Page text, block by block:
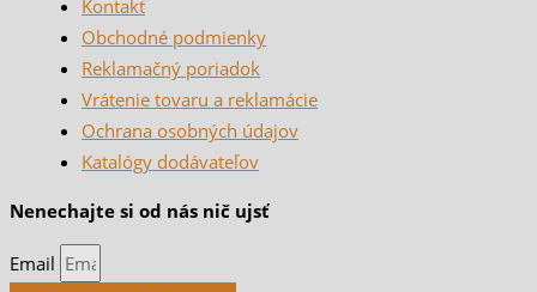
Kontakt
Obchodné podmienky
Reklamačný poriadok
Vrátenie tovaru a reklamácie
Ochrana osobných údajov
Katalógy dodávateľov
Nenechajte si od nás nič ujsť
Email